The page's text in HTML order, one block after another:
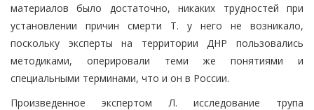
материалов было достаточно, никаких трудностей при
установлении причин смерти Т. у него не возникало,
поскольку эксперты на территории ДНР пользовались
методиками, оперировали теми же понятиями и
специальными терминами, что и он в России.
Произведенное экспертом Л. исследование трупа